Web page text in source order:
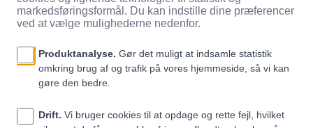
Marketplace
Salt og Peber / 8 stk
Protein Chips m. Salt og Peber / 8 stk